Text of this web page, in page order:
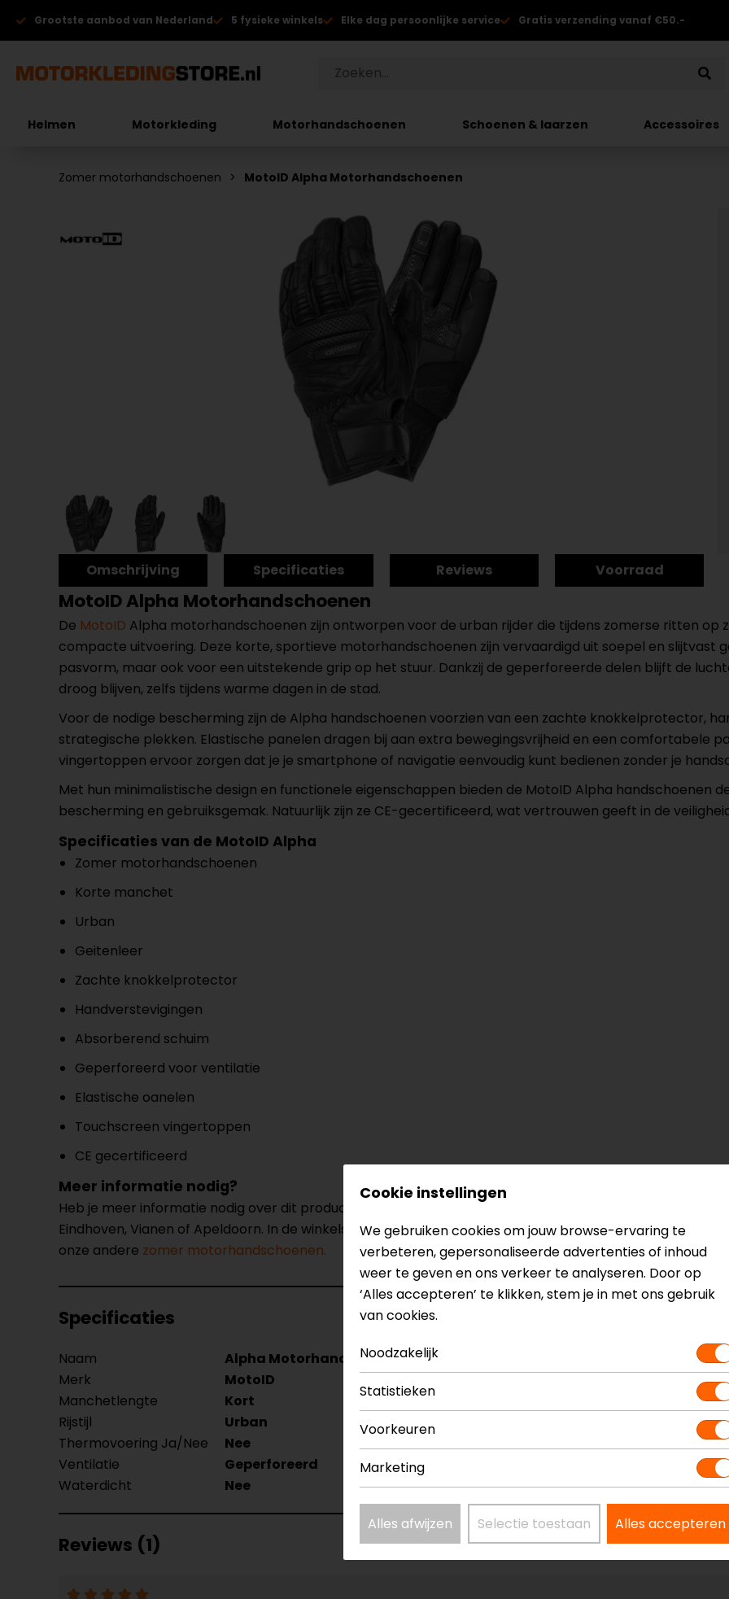
Grootste aanbod van Nederland 5 fysieke winkels Elke dag persoonlijke service Gratis verzending vanaf €50.-
Helmen Motorkleding Motorhandschoenen Schoenen & laarzen Accessoires
Zomer motorhandschoenen MotoID Alpha Motorhandschoenen
Omschrijving Specificaties Reviews Voorraad
MotoID Alpha Motorhandschoenen
De MotoID Alpha motorhandschoenen zijn ontworpen voor de urban rijder die tijdens zomerse ritten op
compacte uitvoering. Deze korte, sportieve motorhandschoenen zijn vervaardigd uit soepel en slijtvast
pasvorm, maar ook voor een uitstekende grip op het stuur. Dankzij de geperforeerde delen blijft de
droog blijven, zelfs tijdens warme dagen in de stad.
Voor de nodige bescherming zijn de Alpha handschoenen voorzien van een zachte knokkelprotector,
strategische plekken. Elastische panelen dragen bij aan extra bewegingsvrijheid en een comfortabele
vingertoppen ervoor zorgen dat je je smartphone of navigatie eenvoudig kunt bedienen zonder je
Met hun minimalistische design en functionele eigenschappen bieden de MotoID Alpha handschoenen
bescherming en gebruiksgemak. Natuurlijk zijn ze CE-gecertificeerd, wat vertrouwen geeft in de
Specificaties van de MotoID Alpha
Zomer motorhandschoenen
Korte manchet
Urban
Geitenleer
Zachte knokkelprotector
Handverstevigingen
Absorberend schuim
Geperforeerd voor ventilatie
Elastische oanelen
Touchscreen vingertoppen
CE gecertificeerd
Meer informatie nodig?
Heb je meer informatie nodig over dit product? Neem dan contactmet ons op of kom langs in één van
Eindhoven, Vianen of Apeldoorn. In de winkels kun je het product bekijken & passen en staan onze
onze andere zomer motorhandschoenen.
Specificaties
Naam Alpha Motorhandschoenen
Merk
MotoID
Manchetlengte
Kort
Materiaal
Rijstijl
Urban
Thermovoering Ja/Nee
Nee
Touch tip
Ventilatie
Geperforeerd
Vizier wisser
Waterdicht
Nee
Reviews (1)
Cookie instellingen
We gebruiken cookies om jouw browse-ervaring te
verbeteren, gepersonaliseerde advertenties of inhoud
weer te geven en ons verkeer te analyseren. Door op
‘Alles accepteren’ te klikken, stem je in met ons gebruik
van cookies.
Noodzakelijk
Statistieken
Voorkeuren
Marketing
Alles afwijzen Selectie toestaan Alles accepteren